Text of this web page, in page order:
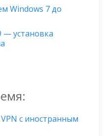
Windows 7 до
— установка
с иностранным